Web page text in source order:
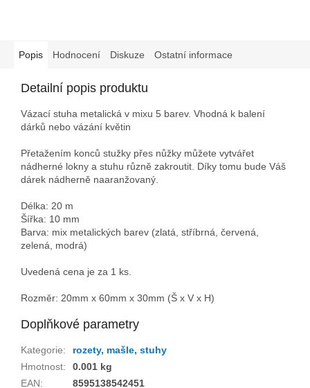
Popis Hodnocení Diskuze Ostatní informace
Detailní popis produktu
Vázací stuha metalická v mixu 5 barev. Vhodná k balení
dárků nebo vázání květin
Přetažením konců stužky přes nůžky můžete vytvářet
nádherné lokny a stuhu různě zakroutit. Díky tomu bude Váš
dárek nádherně naaranžovaný.
Délka: 20 m
Šířka: 10 mm
Barva: mix metalických barev (zlatá, stříbrná, červená,
zelená, modrá)
Uvedená cena je za 1 ks.
Rozměr: 20mm x 60mm x 30mm (Š x V x H)
Doplňkové parametry
Kategorie:
rozety, mašle, stuhy
Hmotnost:
0.001 kg
EAN: 8595138542451